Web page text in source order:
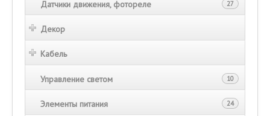
27
Датчики движения, фотореле
Декор
Кабель
10
Управление светом
24
Элементы питания